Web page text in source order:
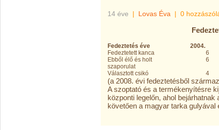
14 éve | Lovas Éva | 0
Fedeztetés éve
2004.
Fedeztetett kanca
6
Ebből élő és holt
szaporulat
6
Választott csikó
4
(a 2008. évi fedeztetésből
A szoptató és a termékenyítésre
központi legelőn, ahol
követően a magyar tarka gulyával